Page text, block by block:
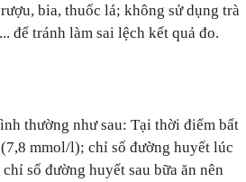
bia, thuốc lá; không sử dụng trà
để tránh làm sai lệch kết quả đo.
thường như sau: Tại thời điểm bất
mmol/l); chỉ số đường huyết lúc
số đường huyết sau bữa ăn nên